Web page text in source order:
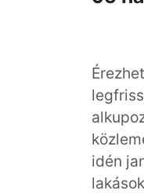
idén